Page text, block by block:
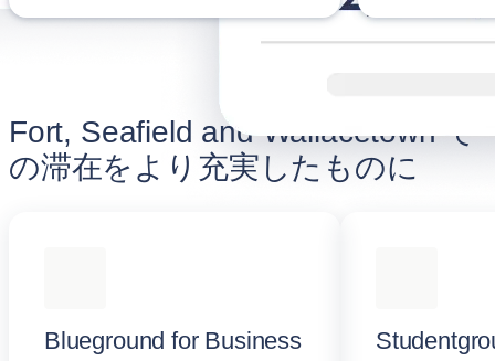
Fort, Seafield and Wallacetown で
の滞在をより充実したものに
Blueground for Business